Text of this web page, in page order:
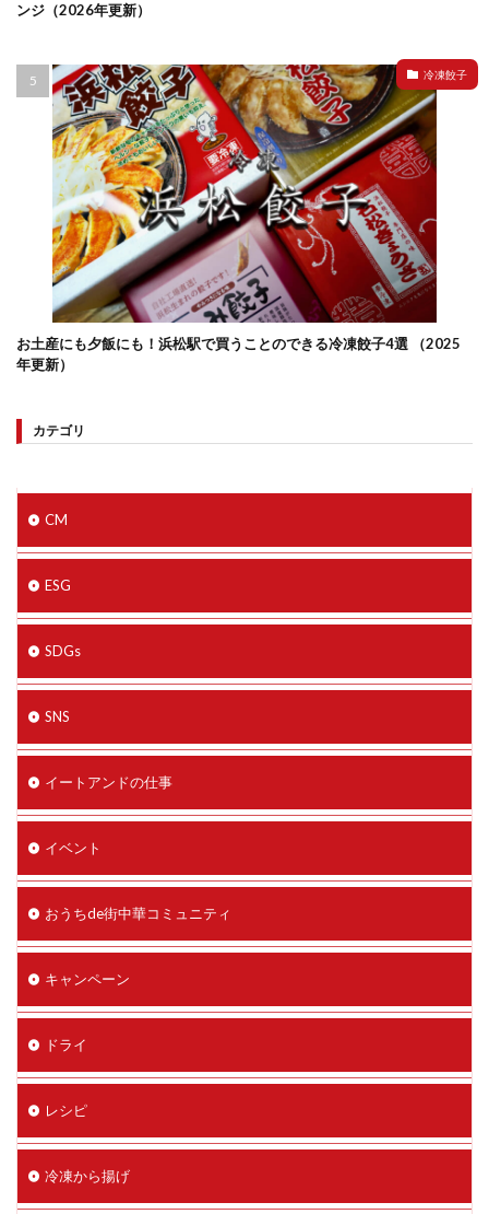
ンジ（2026年更新）
冷凍餃子
お土産にも夕飯にも！浜松駅で買うことのできる冷凍餃子4選 （2025
年更新）
カテゴリ
CM
ESG
SDGs
SNS
イートアンドの仕事
イベント
おうちde街中華コミュニティ
キャンペーン
ドライ
レシピ
冷凍から揚げ